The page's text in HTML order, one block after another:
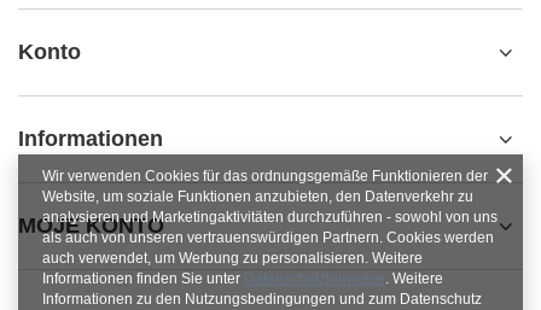
Konto
Informationen
MOJE KONTO
Wir verwenden Cookies für das ordnungsgemäße Funktionieren der
Website, um soziale Funktionen anzubieten, den Datenverkehr zu
analysieren und Marketingaktivitäten durchzuführen - sowohl von uns
als auch von unseren vertrauenswürdigen Partnern. Cookies werden
auch verwendet, um Werbung zu personalisieren. Weitere
Informationen finden Sie unter Datenschutzhinweise. Weitere
Informationen zu den Nutzungsbedingungen und zum Datenschutz